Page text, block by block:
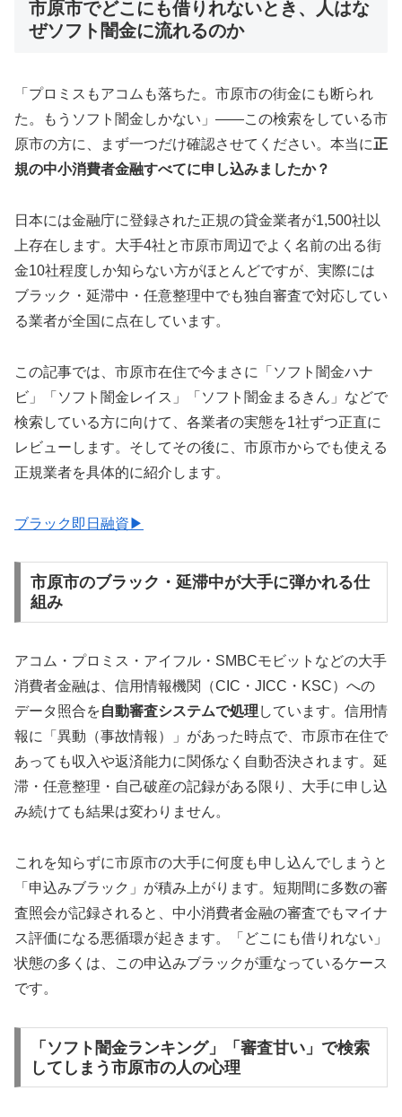
市原市でどこにも借りれないとき、人はな
ぜソフト闇金に流れるのか
「プロミスもアコムも落ちた。市原市の街金にも断られ
た。もうソフト闇金しかない」——この検索をしている市
原市の方に、まず一つだけ確認させてください。本当に正
規の中小消費者金融すべてに申し込みましたか？
日本には金融庁に登録された正規の貸金業者が1,500社以
上存在します。大手4社と市原市周辺でよく名前の出る街
金10社程度しか知らない方がほとんどですが、実際には
ブラック・延滞中・任意整理中でも独自審査で対応してい
る業者が全国に点在しています。
この記事では、市原市在住で今まさに「ソフト闇金ハナ
ビ」「ソフト闇金レイス」「ソフト闇金まるきん」などで
検索している方に向けて、各業者の実態を1社ずつ正直に
レビューします。そしてその後に、市原市からでも使える
正規業者を具体的に紹介します。
ブラック即日融資▶
市原市のブラック・延滞中が大手に弾かれる仕
組み
アコム・プロミス・アイフル・SMBCモビットなどの大手
消費者金融は、信用情報機関（CIC・JICC・KSC）への
データ照合を自動審査システムで処理 しています。信用情
報に「異動（事故情報）」があった時点で、市原市在住で
あっても収入や返済能力に関係なく自動否決されます。延
滞・任意整理・自己破産の記録がある限り、大手に申し込
み続けても結果は変わりません。
これを知らずに市原市の大手に何度も申し込んでしまうと
「申込みブラック」が積み上がります。短期間に多数の審
査照会が記録されると、中小消費者金融の審査でもマイナ
ス評価になる悪循環が起きます。「どこにも借りれない」
状態の多くは、この申込みブラックが重なっているケース
です。
「ソフト闇金ランキング」「審査甘い」で検索
してしまう市原市の人の心理